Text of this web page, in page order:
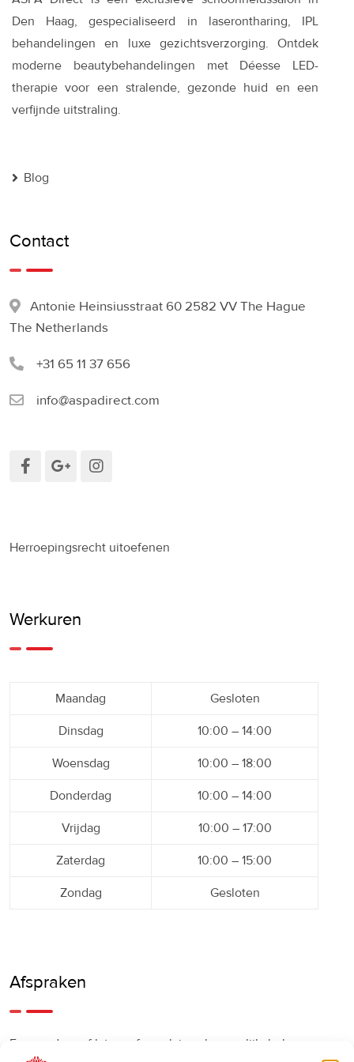
Den Haag, gespecialiseerd in laserontharing, IPL
behandelingen en luxe gezichtsverzorging. Ontdek
moderne beautybehandelingen met Déesse LED-
therapie voor een stralende, gezonde huid en een
verfijnde uitstraling.
Blog
Contact
Antonie Heinsiusstraat 60 2582 VV The Hague
The Netherlands
+31 65 11 37 656
info@aspadirect.com
Herroepingsrecht uitoefenen
Werkuren
Maandag Gesloten
Dinsdag 10:00 – 14:00
Woensdag 10:00 – 18:00
Donderdag 10:00 – 14:00
Vrijdag 10:00 – 17:00
Zaterdag 10:00 – 15:00
Zondag Gesloten
Afspraken
Een eerdere of latere afspraak is ook mogelijk, bel ons